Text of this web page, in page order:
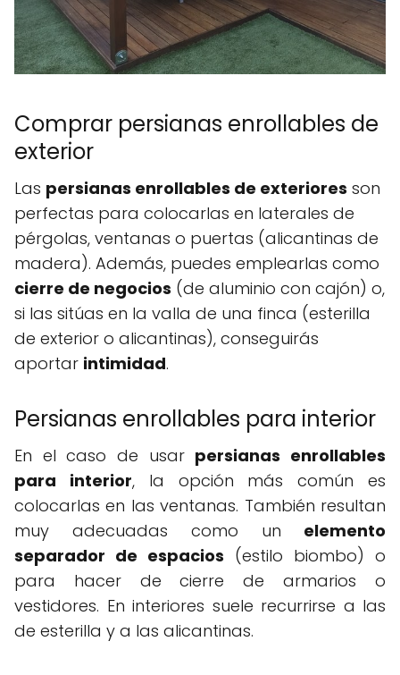
Comprar persianas enrollables de
exterior
Las persianas enrollables de exteriores son
perfectas para colocarlas en laterales de
pérgolas, ventanas o puertas (alicantinas de
madera). Además, puedes emplearlas como
cierre de negocios (de aluminio con cajón) o,
si las sitúas en la valla de una finca (esterilla
de exterior o alicantinas), conseguirás
aportar intimidad.
Persianas enrollables para interior
En el caso de usar persianas enrollables
para interior, la opción más común es
colocarlas en las ventanas. También resultan
muy adecuadas como un elemento
separador de espacios (estilo biombo) o
para hacer de cierre de armarios o
vestidores. En interiores suele recurrirse a las
de esterilla y a las alicantinas.